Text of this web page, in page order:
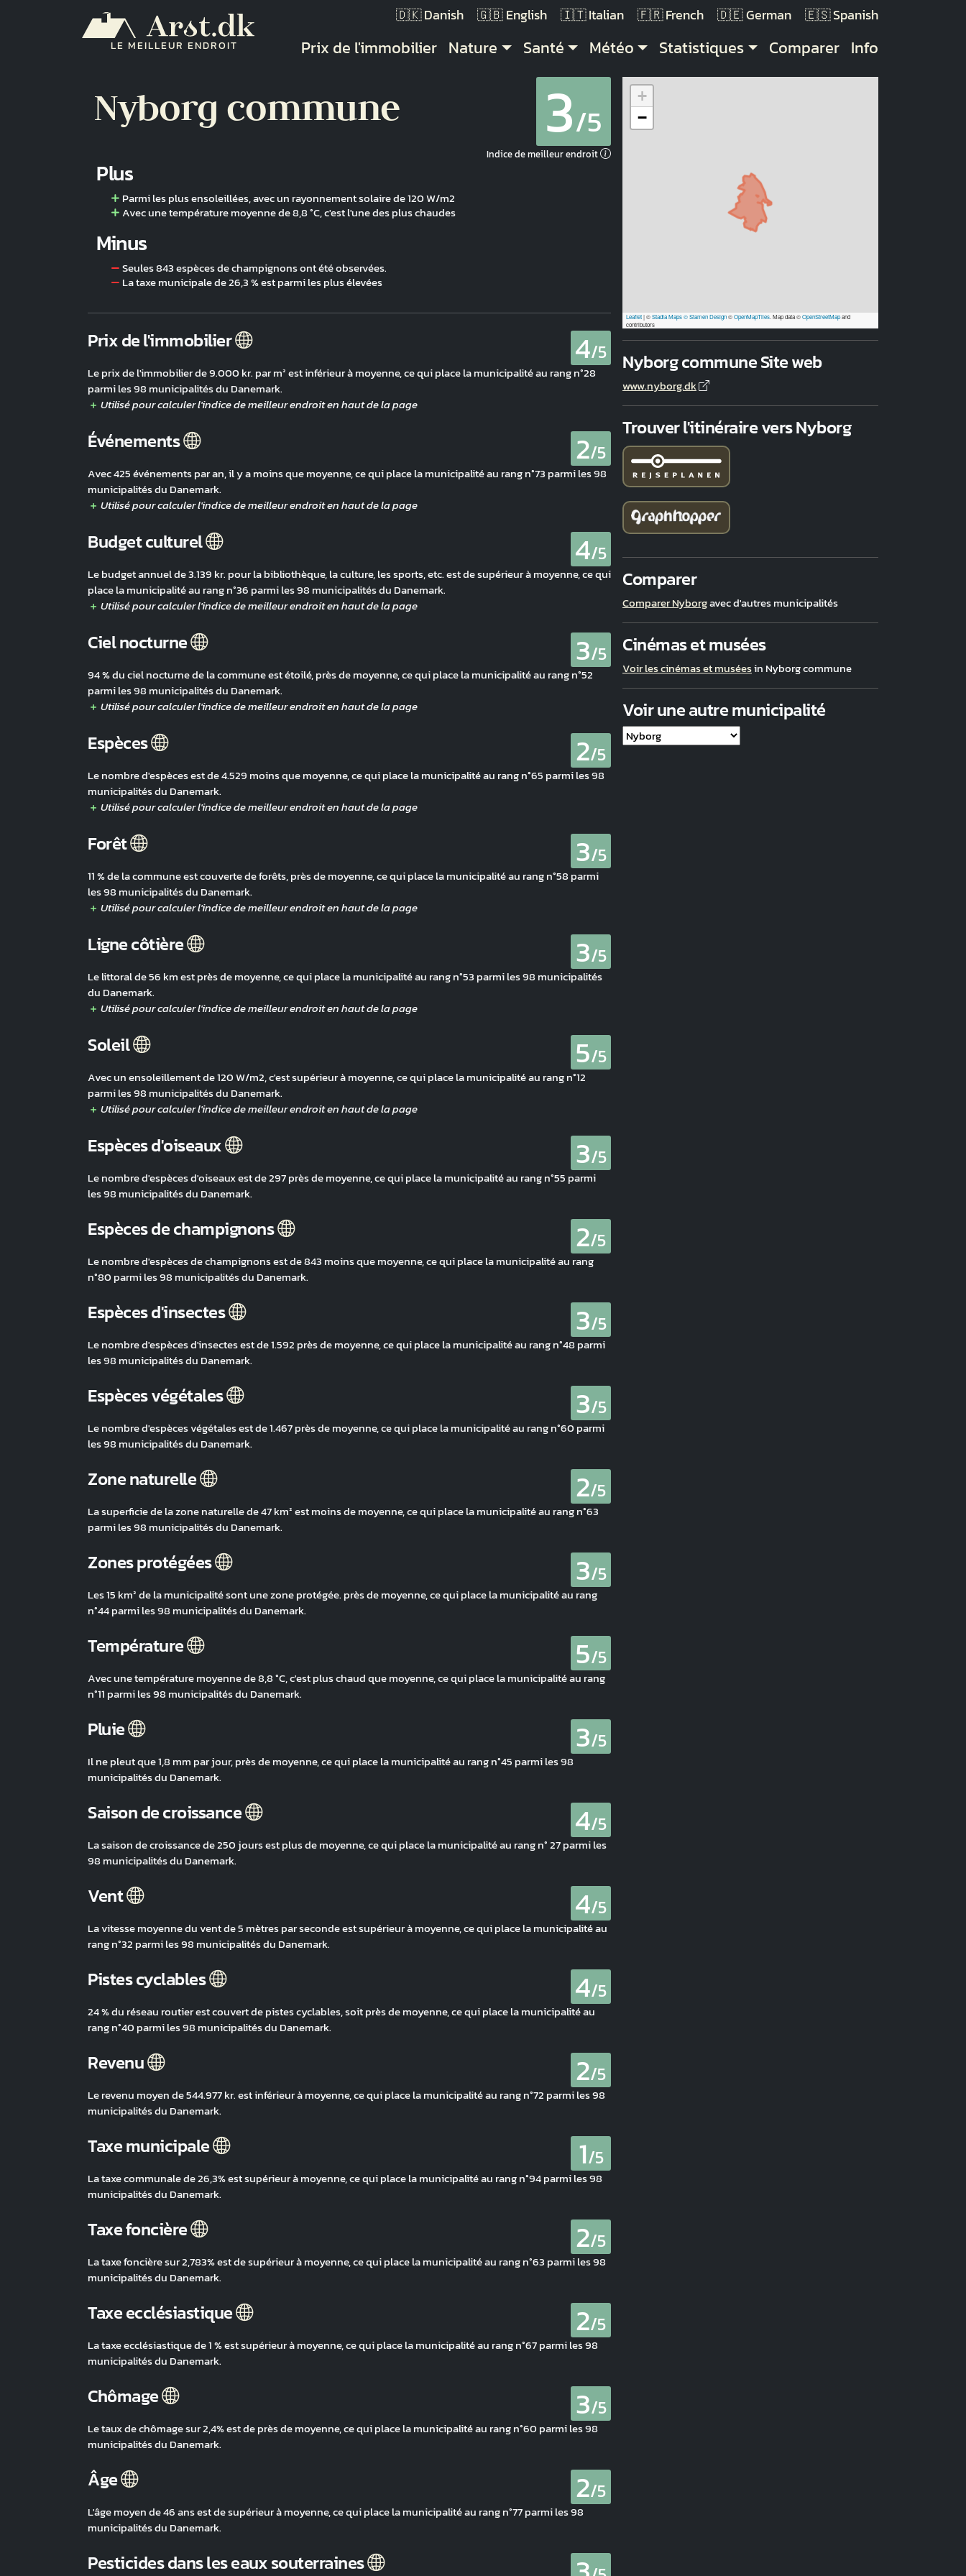
LE MEILLEUR ENDROIT
Danish English Italian French German Spanish
Navigation principale
Prix de l'immobilier Nature Santé Météo Statistiques Comparer Info
Nyborg commune 3/5
Indice de meilleur endroit
Plus
Parmi les plus ensoleillées, avec un rayonnement solaire de 120 W/m2
Avec une température moyenne de 8,8 °C, c'est l'une des plus chaudes
Minus
Seules 843 espèces de champignons ont été observées.
La taxe municipale de 26,3 % est parmi les plus élevées
Prix de l'immobilier 4/5
Le prix de l'immobilier de 9.000 kr. par m² est inférieur à moyenne, ce qui place la municipalité au rang n°28
parmi les 98 municipalités du Danemark.
Événements 2/5
Avec 425 événements par an, il y a moins que moyenne, ce qui place la municipalité au rang n°73 parmi les 98
municipalités du Danemark.
Budget culturel 4/5
Le budget annuel de 3.139 kr. pour la bibliothèque, la culture, les sports, etc. est de supérieur à moyenne, ce qui
place la municipalité au rang n°36 parmi les 98 municipalités du Danemark.
Ciel nocturne 3/5
94 % du ciel nocturne de la commune est étoilé, près de moyenne, ce qui place la municipalité au rang n°52
parmi les 98 municipalités du Danemark.
Espèces 2/5
Le nombre d'espèces est de 4.529 moins que moyenne, ce qui place la municipalité au rang n°65 parmi les 98
municipalités du Danemark.
Forêt 3/5
11 % de la commune est couverte de forêts, près de moyenne, ce qui place la municipalité au rang n°58 parmi
les 98 municipalités du Danemark.
Ligne côtière 3/5
Le littoral de 56 km est près de moyenne, ce qui place la municipalité au rang n°53 parmi les 98 municipalités
du Danemark.
Soleil 5/5
Avec un ensoleillement de 120 W/m2, c'est supérieur à moyenne, ce qui place la municipalité au rang n°12
parmi les 98 municipalités du Danemark.
Espèces d'oiseaux 3/5
Le nombre d'espèces d'oiseaux est de 297 près de moyenne, ce qui place la municipalité au rang n°55 parmi
les 98 municipalités du Danemark.
Espèces de champignons 2/5
Le nombre d'espèces de champignons est de 843 moins que moyenne, ce qui place la municipalité au rang
n°80 parmi les 98 municipalités du Danemark.
Espèces d'insectes 3/5
Le nombre d'espèces d'insectes est de 1.592 près de moyenne, ce qui place la municipalité au rang n°48 parmi
les 98 municipalités du Danemark.
Espèces végétales 3/5
Le nombre d'espèces végétales est de 1.467 près de moyenne, ce qui place la municipalité au rang n°60 parmi
les 98 municipalités du Danemark.
Zone naturelle 2/5
La superficie de la zone naturelle de 47 km² est moins de moyenne, ce qui place la municipalité au rang n°63
parmi les 98 municipalités du Danemark.
Zones protégées 3/5
Les 15 km² de la municipalité sont une zone protégée. près de moyenne, ce qui place la municipalité au rang
n°44 parmi les 98 municipalités du Danemark.
Température 5/5
Avec une température moyenne de 8,8 °C, c'est plus chaud que moyenne, ce qui place la municipalité au rang
n°11 parmi les 98 municipalités du Danemark.
Pluie 3/5
Il ne pleut que 1,8 mm par jour, près de moyenne, ce qui place la municipalité au rang n°45 parmi les 98
municipalités du Danemark.
Saison de croissance 4/5
La saison de croissance de 250 jours est plus de moyenne, ce qui place la municipalité au rang n° 27 parmi les
98 municipalités du Danemark.
Vent 4/5
La vitesse moyenne du vent de 5 mètres par seconde est supérieur à moyenne, ce qui place la municipalité au
rang n°32 parmi les 98 municipalités du Danemark.
Pistes cyclables 4/5
24 % du réseau routier est couvert de pistes cyclables, soit près de moyenne, ce qui place la municipalité au
rang n°40 parmi les 98 municipalités du Danemark.
Revenu 2/5
Le revenu moyen de 544.977 kr. est inférieur à moyenne, ce qui place la municipalité au rang n°72 parmi les 98
municipalités du Danemark.
Taxe municipale 1/5
La taxe communale de 26,3% est supérieur à moyenne, ce qui place la municipalité au rang n°94 parmi les 98
municipalités du Danemark.
Taxe foncière 2/5
La taxe foncière sur 2,783% est de supérieur à moyenne, ce qui place la municipalité au rang n°63 parmi les 98
municipalités du Danemark.
Taxe ecclésiastique 2/5
La taxe ecclésiastique de 1 % est supérieur à moyenne, ce qui place la municipalité au rang n°67 parmi les 98
municipalités du Danemark.
Chômage 3/5
Le taux de chômage sur 2,4% est de près de moyenne, ce qui place la municipalité au rang n°60 parmi les 98
municipalités du Danemark.
Âge 2/5
L'âge moyen de 46 ans est de supérieur à moyenne, ce qui place la municipalité au rang n°77 parmi les 98
municipalités du Danemark.
Pesticides dans les eaux souterraines
+
−
Leaflet|©Stadia Maps© Stamen Design©OpenMapTiles . Map data ©OpenStreetMapand
contributors
Nyborg commune Site web
www.nyborg.dk
Trouver l'itinéraire vers Nyborg
Comparer
Comparer Nyborgavec d'autres municipalités
Cinémas et musées
Voir les cinémas et muséesin Nyborg commune
Voir une autre municipalité